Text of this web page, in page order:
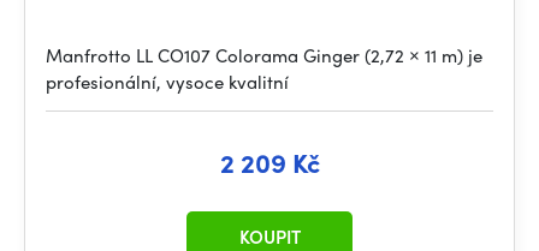
Manfrotto LL CO107 Colorama Ginger (2,72 × 11 m) je
profesionální, vysoce kvalitní
2 209 Kč
KOUPIT